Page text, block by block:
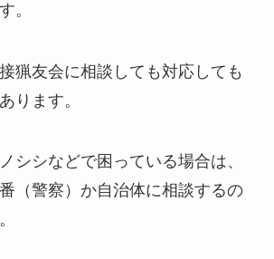
。
猟友会に相談しても対応しても
ります。
シシなどで困っている場合は、
（警察）か自治体に相談するの